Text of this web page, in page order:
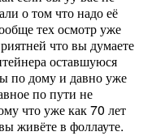
о том что надо её
тех осмотр уже
что вы думаете
оставшуюся
по дому и давно уже
по пути не
что уже как 70 лет
живёте в фоллауте.